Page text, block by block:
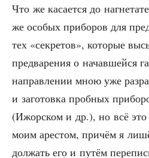
Что же каса­ет­ся до
же осо­бых при­бо­ров для
тех «сек­ре­тов», кото­рые
пред­ва­ре­ния о начав­шей­ся
направ­ле­нии мною уже
и заго­тов­ка проб­ных
(Ижор­ском и др.), но всё
моим аре­стом, при­чём я
дол­жать его и путём